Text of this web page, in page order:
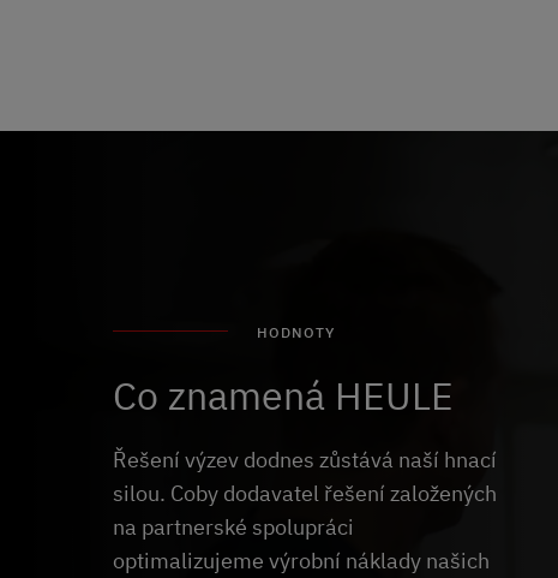
HODNOTY
Co znamená HEULE
Řešení výzev dodnes zůstává naší hnací
silou. Coby dodavatel řešení založených
na partnerské spolupráci
optimalizujeme výrobní náklady našich